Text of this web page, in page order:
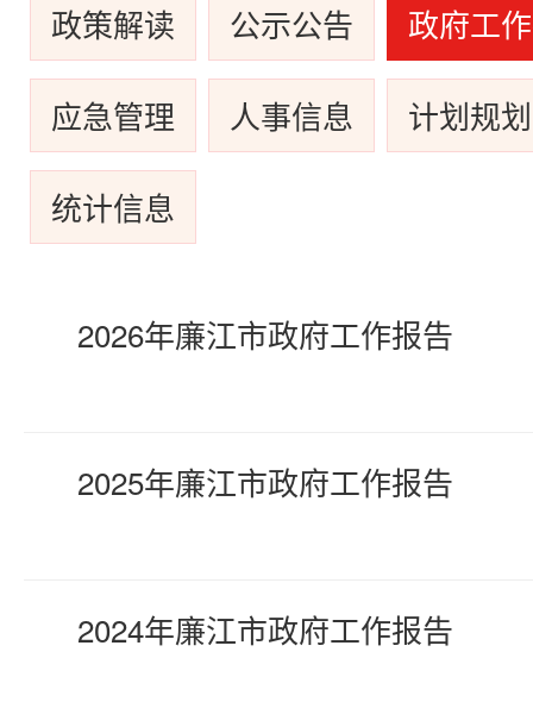
政策解读 公示公告 政府工
应急管理 人事信息 计划规划
统计信息
2026年廉江市政府工作报告
2025年廉江市政府工作报告
2024年廉江市政府工作报告